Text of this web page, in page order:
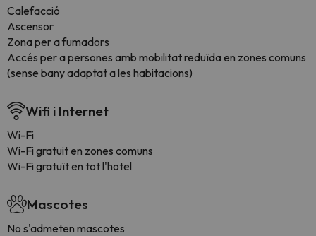
Calefacció
Ascensor
Zona per a fumadors
Accés per a persones amb mobilitat reduïda en zones comuns
(sense bany adaptat a les habitacions)
Wifi i Internet
Wi-Fi
Wi-Fi gratuit en zones comuns
Wi-Fi gratuït en tot l'hotel
Mascotes
No s'admeten mascotes